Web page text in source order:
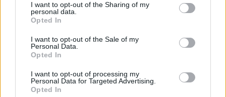
disclose it to other third parties.
Please note that this website/app uses one or more Google
services and may gather and store information including but
not limited to your visit or usage behaviour. You may click to
grant or deny consent to Google and its third-party tags to
consent section.
I want to opt-out of the Sharing of my
personal data.
Opted In
I want to opt-out of the Sale of my
Personal Data.
Opted In
I want to opt-out of processing my
Personal Data for Targeted Advertising.
Opted In
InvestirMag
Investieren24